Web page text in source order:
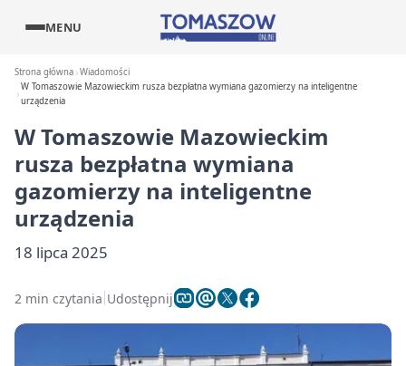
MENU
Strona główna Wiadomości
W Tomaszowie Mazowieckim rusza bezpłatna wymiana gazomierzy na inteligentne
urządzenia
W Tomaszowie Mazowieckim
rusza bezpłatna wymiana
gazomierzy na inteligentne
urządzenia
18 lipca 2025
2 min czytania Udostępnij